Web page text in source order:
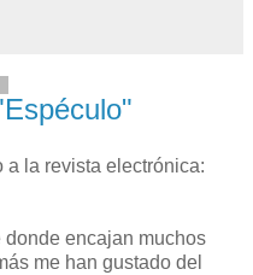
a la revista electrónica:
donde encajan muchos
me han gustado del